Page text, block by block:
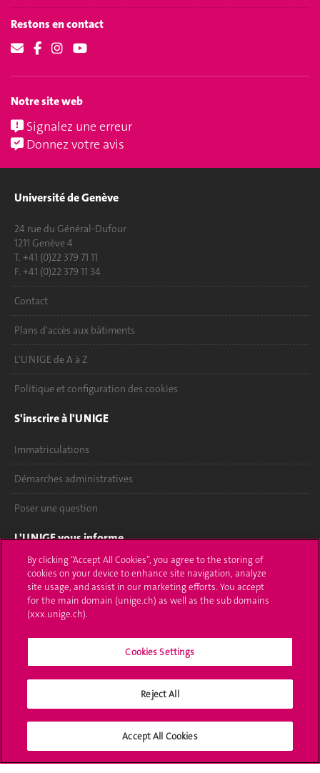
Restons en contact
Notre site web
Signalez une erreur
Donnez votre avis
Université de Genève
24 rue du Général-Dufour
1211 Genève 4
T. +41 (0)22 379 71 11
F. +41 (0)22 379 11 34
Contact
Plans d'accès aux bâtiments
L'UNIGE de A à Z
Politique et configuration des cookies
S'inscrire à l'UNIGE
Immatriculations
Démarches administratives
Poser une question
L'UNIGE vous informe
UNIGE Mobile
Médias
By clicking “Accept All Cookies”, you agree to the storing of
cookies on your device to enhance site navigation, analyze
site usage, and assist in our marketing efforts. You accept
for the main domain (unige.ch) as well as the sub domains
(xxx.unige.ch).
Cookies Settings
Reject All
Accept All Cookies